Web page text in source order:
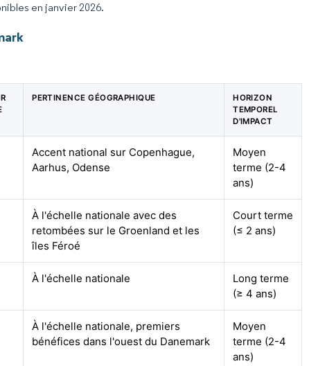
en janvier 2026.
PERTINENCE GÉOGRAPHIQUE
HORIZON
TEMPOREL
D'IMPACT
Accent national sur Copenhague,
Aarhus, Odense
Moyen
terme (2-4
ans)
À l'échelle nationale avec des
retombées sur le Groenland et les
îles Féroé
Court terme
(≤ 2 ans)
À l'échelle nationale
Long terme
(≥ 4 ans)
À l'échelle nationale, premiers
bénéfices dans l'ouest du Danemark
Moyen
terme (2-4
ans)